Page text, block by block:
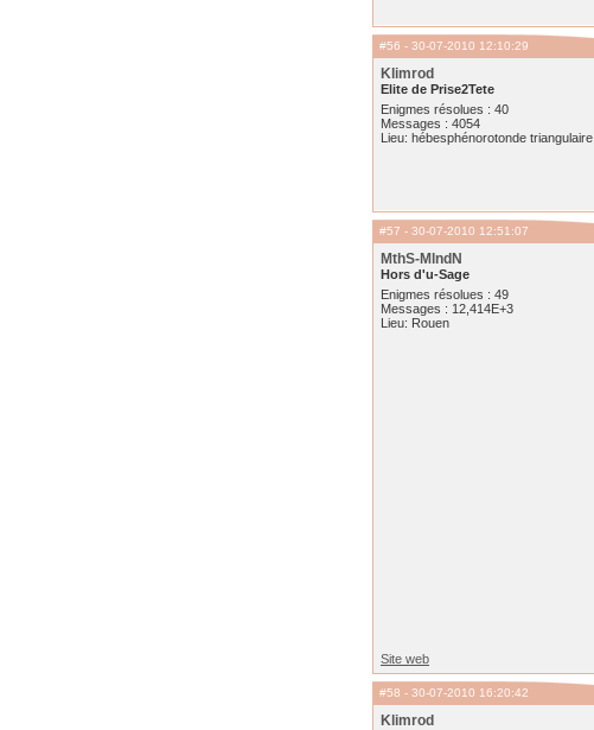
#56 - 30-07-2010 12:10:29
Klimrod
Elite de Prise2Tete
Enigmes résolues : 40
Messages : 4054
Lieu: hébesphénorotonde triangulaire
#57 - 30-07-2010 12:51:07
MthS-MlndN
Hors d'u-Sage
Enigmes résolues : 49
Messages : 12,414E+3
Lieu: Rouen
Site web
#58 - 30-07-2010 16:20:42
Klimrod